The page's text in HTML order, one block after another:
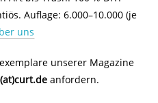
Auflage: 6.000–10.000 (je
uns
unserer Magazine
anfordern.